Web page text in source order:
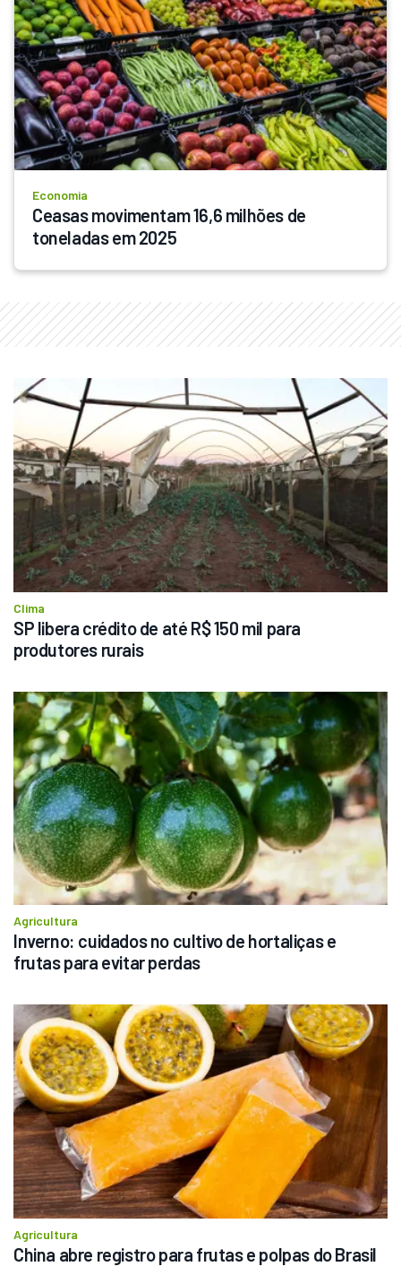
Economia
Ceasas movimentam 16,6 milhões de
toneladas em 2025
Clima
SP libera crédito de até R$ 150 mil para
produtores rurais
Agricultura
Inverno: cuidados no cultivo de hortaliças e
frutas para evitar perdas
Agricultura
China abre registro para frutas e polpas do Brasil